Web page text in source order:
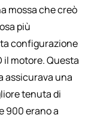
mossa che creò
più
configurazione
il motore. Questa
assicurava una
tenuta di
900 erano a